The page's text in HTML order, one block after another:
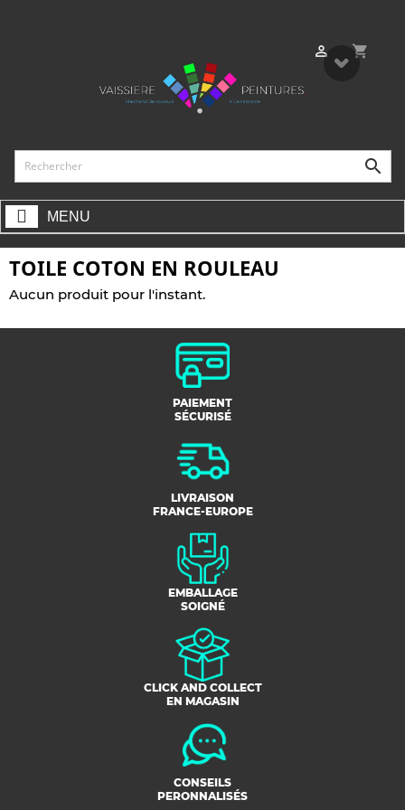
shopping_cart


MENU
TOILE COTON EN ROULEAU
Aucun produit pour l'instant.
PAIEMENT
SÉCURISÉ
LIVRAISON
FRANCE-EUROPE
EMBALLAGE
SOIGNÉ
CLICK AND COLLECT
EN MAGASIN
CONSEILS
PERONNALISÉS